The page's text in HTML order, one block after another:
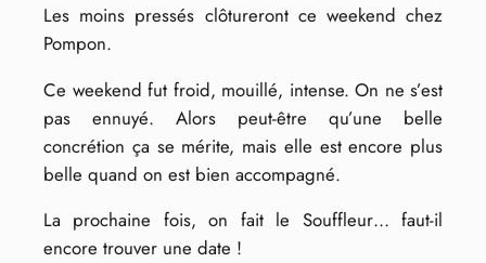
Les moins pressés clôtureront ce weekend chez
Pompon.
Ce weekend fut froid, mouillé, intense. On ne s’est
pas ennuyé. Alors peut-être qu’une belle
concrétion ça se mérite, mais elle est encore plus
belle quand on est bien accompagné.
La prochaine fois, on fait le Souffleur… faut-il
encore trouver une date !